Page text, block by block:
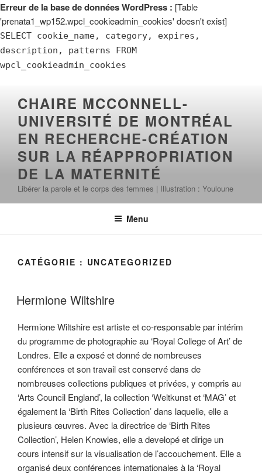
Erreur de la base de données WordPress : [Table
'prenata1_wp152.wpcl_cookieadmin_cookies' doesn't exist]
SELECT cookie_name, category, expires,
description, patterns FROM
wpcl_cookieadmin_cookies
contenu
principal
CHAIRE MCCONNELL-
UNIVERSITÉ DE MONTRÉAL
EN RECHERCHE-CRÉATION
SUR LA RÉAPPROPRIATION
DE LA MATERNITÉ
Libérer la parole et le corps des femmes | Illustration : Youloune
Menu
CATÉGORIE : UNCATEGORIZED
Hermione Wiltshire
Hermione Wiltshire est artiste et co-responsable par intérim
du programme de photographie au ‘Royal College of Art’ de
Londres. Elle a exposé et donné de nombreuses
conférences et son travail est conservé dans de
nombreuses collections publiques et privées, y compris au
‘Arts Council England’, la collection ‘Weltkunst et ‘MAG’ et
également la ‘Birth Rites Collection’ dans laquelle, elle a
plusieurs œuvres. Avec la directrice de ‘Birth Rites
Collection’, Helen Knowles, elle a developé et dirige un
cours intensif sur la visualisation de l’accouchement. Elle a
organisé deux conférences internationales à la ‘Royal